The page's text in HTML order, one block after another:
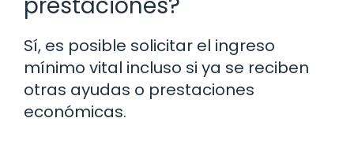
Sí, es posible solicitar el ingreso
mínimo vital incluso si ya se reciben
otras ayudas o prestaciones
económicas.